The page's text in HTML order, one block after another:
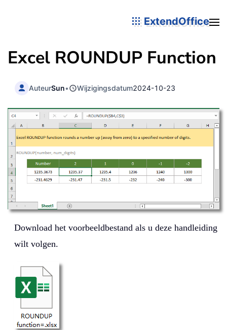
ExtendOffice
Excel ROUNDUP Function
AuteurSun• Wijzigingsdatum2024-10-23
Download het voorbeeldbestand als u deze handleiding
wilt volgen.